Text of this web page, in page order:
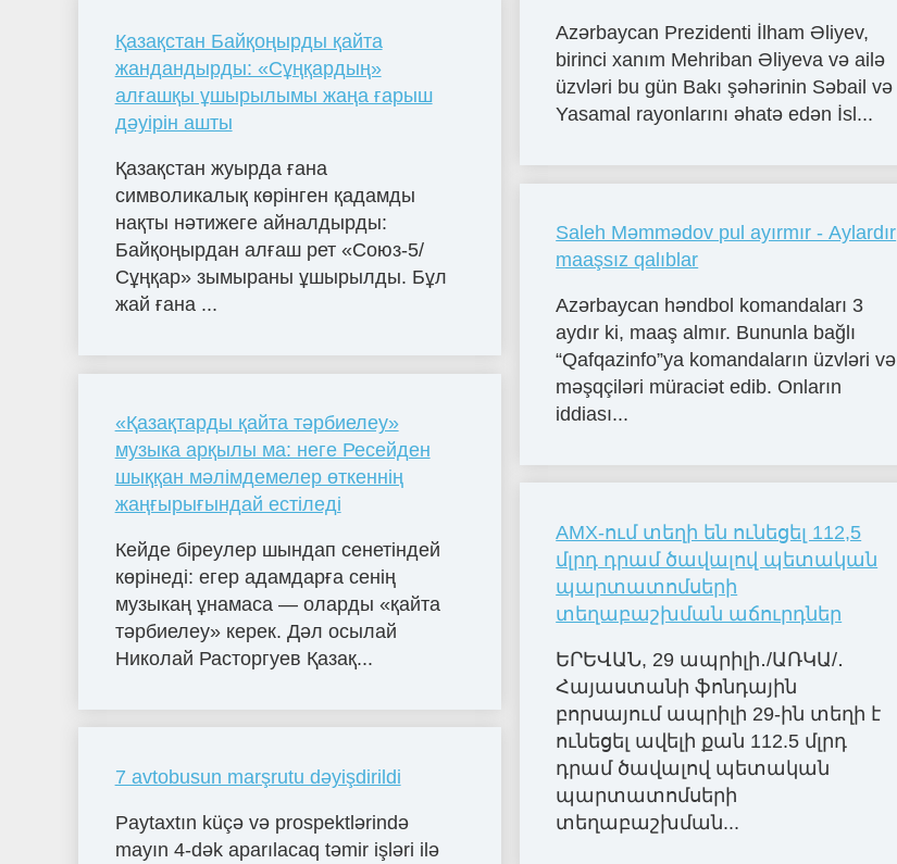
Қазақстан Байқоңырды қайта
жандандырды: «Сұңқардың»
алғашқы ұшырылымы жаңа ғарыш
дәуірін ашты
Қазақстан жуырда ғана
символикалық көрінген қадамды
нақты нәтижеге айналдырды:
Байқоңырдан алғаш рет «Союз-5/
Сұңқар» зымыраны ұшырылды. Бұл
жай ғана ...
«Қазақтарды қайта тәрбиелеу»
музыка арқылы ма: неге Ресейден
шыққан мәлімдемелер өткеннің
жаңғырығындай естіледі
Кейде біреулер шындап сенетіндей
көрінеді: егер адамдарға сенің
музыкаң ұнамаса — оларды «қайта
тәрбиелеу» керек. Дәл осылай
Николай Расторгуев Қазақ...
7 avtobusun marşrutu dəyişdirildi
Paytaxtın küçə və prospektlərində
mayın 4-dək aparılacaq təmir işləri ilə
Azərbaycan Prezidenti İlham Əliyev,
birinci xanım Mehriban Əliyeva və ailə
üzvləri bu gün Bakı şəhərinin Səbail və
Yasamal rayonlarını əhatə edən İsl...
Saleh Məmmədov pul ayırmır - Aylardır
maaşsız qalıblar
Azərbaycan həndbol komandaları 3
aydır ki, maaş almır. Bununla bağlı
“Qafqazinfo”ya komandaların üzvləri və
məşqçiləri müraciət edib. Onların
iddiası...
AMX-ում տեղի են ունեցել 112,5
մլրդ դրամ ծավալով պետական
պարտատոմսերի
տեղաբաշխման աճուրդներ
ԵՐԵՎԱՆ, 29 ապրիլի․/ԱՌԿԱ/․
Հայաստանի ֆոնդային
բորսայում ապրիլի 29-ին տեղի է
ունեցել ավելի քան 112.5 մլրդ
դրամ ծավալով պետական
պարտատոմսերի
տեղաբաշխման...